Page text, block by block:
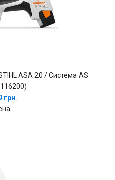
ASA 20 / Система AS
грн.